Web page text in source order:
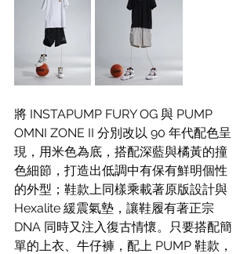
將 INSTAPUMP FURY OG 與 PUMP
OMNI ZONE II 分別改以 90 年代配色呈
現，用米色為底，搭配深藍與橘黃的撞
色細節，打造出低調中有保有鮮明個性
的外型；鞋款上同樣乘載著原版設計與
Hexalite 緩震氣墊，讓鞋履有著正宗
DNA 同時又注入復古情懷。只要搭配簡
單的上衣、牛仔褲，配上 PUMP 鞋款，